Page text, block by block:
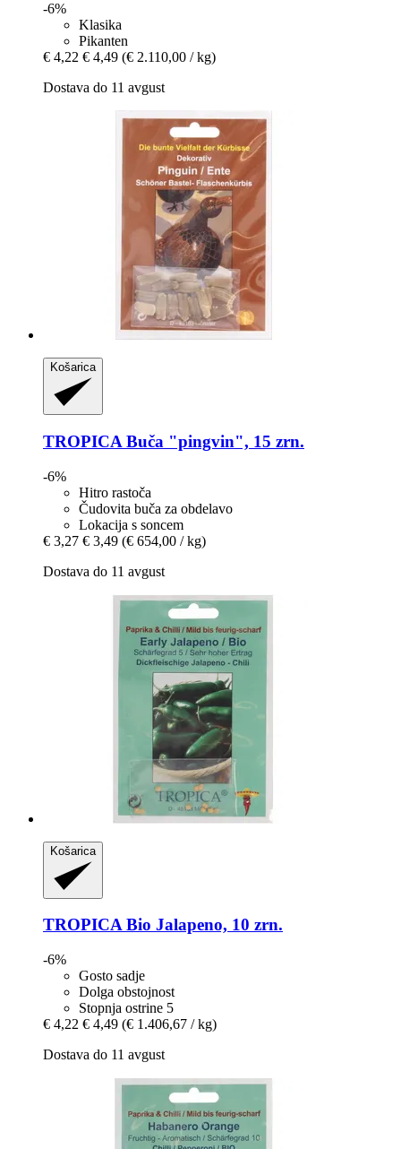
-6%
Klasika
Pikanten
€ 4,22 € 4,49 (€ 2.110,00 / kg)
Dostava do 11 avgust
Košarica
TROPICA Buča "pingvin", 15 zrn.
-6%
Hitro rastoča
Čudovita buča za obdelavo
Lokacija s soncem
€ 3,27 € 3,49 (€ 654,00 / kg)
Dostava do 11 avgust
Košarica
TROPICABio Jalapeno, 10 zrn.
-6%
Gosto sadje
Dolga obstojnost
Stopnja ostrine 5
€ 4,22 € 4,49 (€ 1.406,67 / kg)
Dostava do 11 avgust